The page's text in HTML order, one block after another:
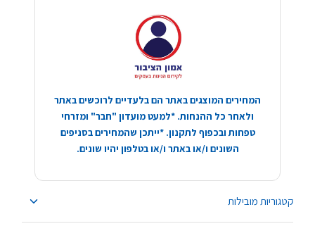
קטגוריות מובילות
המחירים המוצגים באתר הם בלעדיים לרוכשים באתר
ולאחר כל ההנחות. *למעט מועדון "חבר" ומזרחי
טפחות ובכפוף לתקנון. *ייתכן שהמחירים בסניפים
השונים ו/או באתר ו/או בטלפון יהיו שונים.